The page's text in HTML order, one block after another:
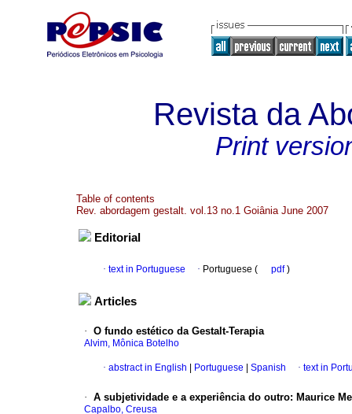
Revista da
Print
Table of contents
Rev. abordagem gestalt. vol.13 no.1 Goiânia June 2007
Editorial
· text in Portuguese · Portuguese ( pdf)
Articles
· O fundo estético da Gestalt-Terapia
Alvim, Mônica Botelho
· abstract in English Portuguese Spanish · text in
· A subjetividade e a experiência do outro: Maurice
Capalbo, Creusa